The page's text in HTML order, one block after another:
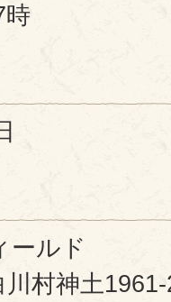
時
ールド
村神土